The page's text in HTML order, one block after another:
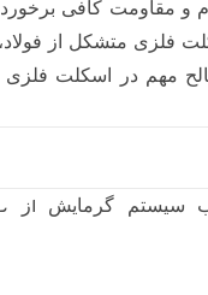
و مقاومت کافی
فلزی متشکل از
مهم در اسکلت فلزی